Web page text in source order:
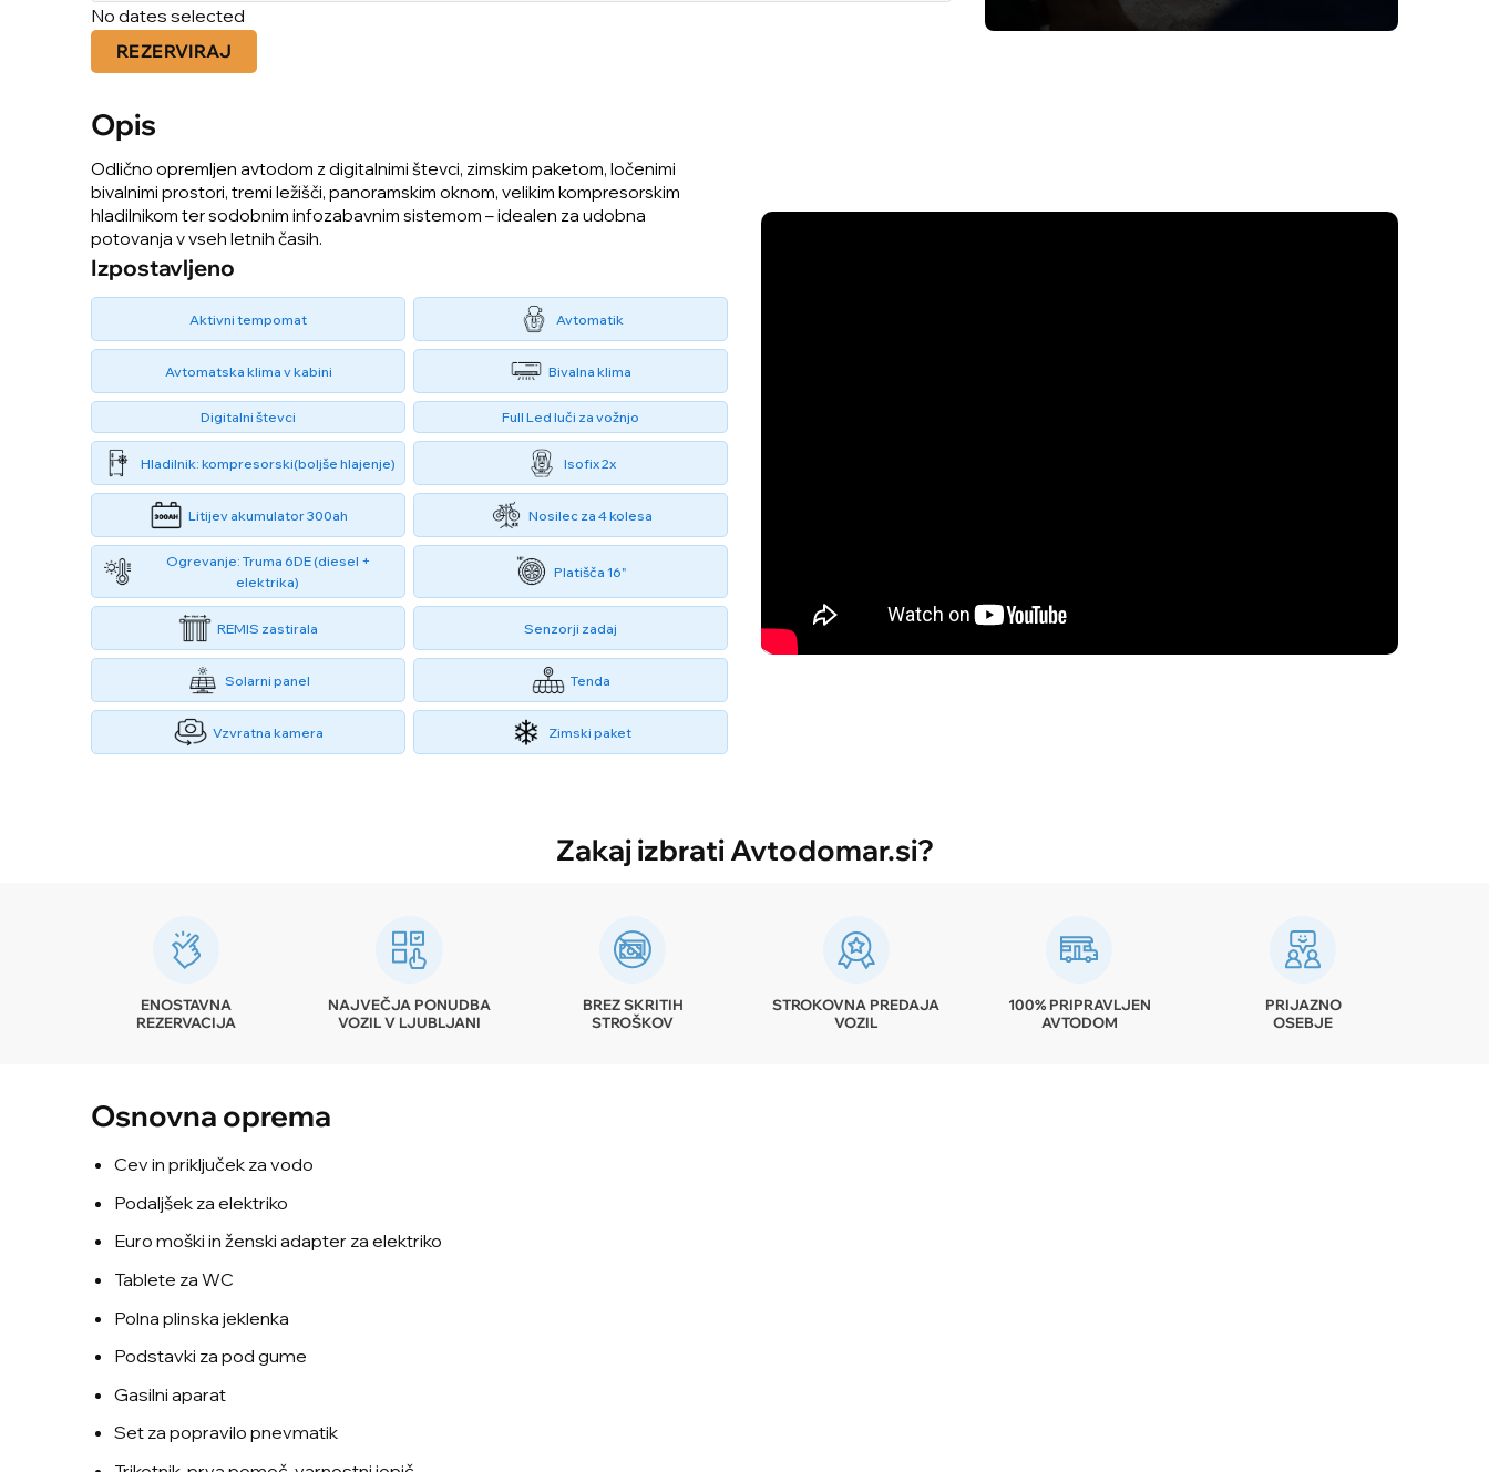
No dates selected
REZERVIRAJ
Opis
Odlično opremljen avtodom z digitalnimi števci, zimskim paketom, ločenimi
bivalnimi prostori, tremi ležišči, panoramskim oknom, velikim kompresorskim
hladilnikom ter sodobnim infozabavnim sistemom – idealen za udobna
potovanja v vseh letnih časih.
Izpostavljeno
Aktivni tempomat Avtomatik
Avtomatska klima v kabini Bivalna klima
Digitalni števci Full Led luči za vožnjo
Hladilnik: kompresorski(boljše hlajenje) Isofix 2x
Litijev akumulator 300ah Nosilec za 4 kolesa
Ogrevanje: Truma 6DE (diesel +
elektrika)
Platišča 16"
REMIS zastirala Senzorji zadaj
Solarni panel Tenda
Vzvratna kamera Zimski paket
Zakaj izbrati Avtodomar.si?
ENOSTAVNA
REZERVACIJA
NAJVEČJA PONUDBA
VOZIL V LJUBLJANI
BREZ SKRITIH
STROŠKOV
STROKOVNA PREDAJA
VOZIL
100% PRIPRAVLJEN
AVTODOM
PRIJAZNO
OSEBJE
Osnovna oprema
Cev in priključek za vodo
Podaljšek za elektriko
Euro moški in ženski adapter za elektriko
Tablete za WC
Polna plinska jeklenka
Podstavki za pod gume
Gasilni aparat
Set za popravilo pnevmatik